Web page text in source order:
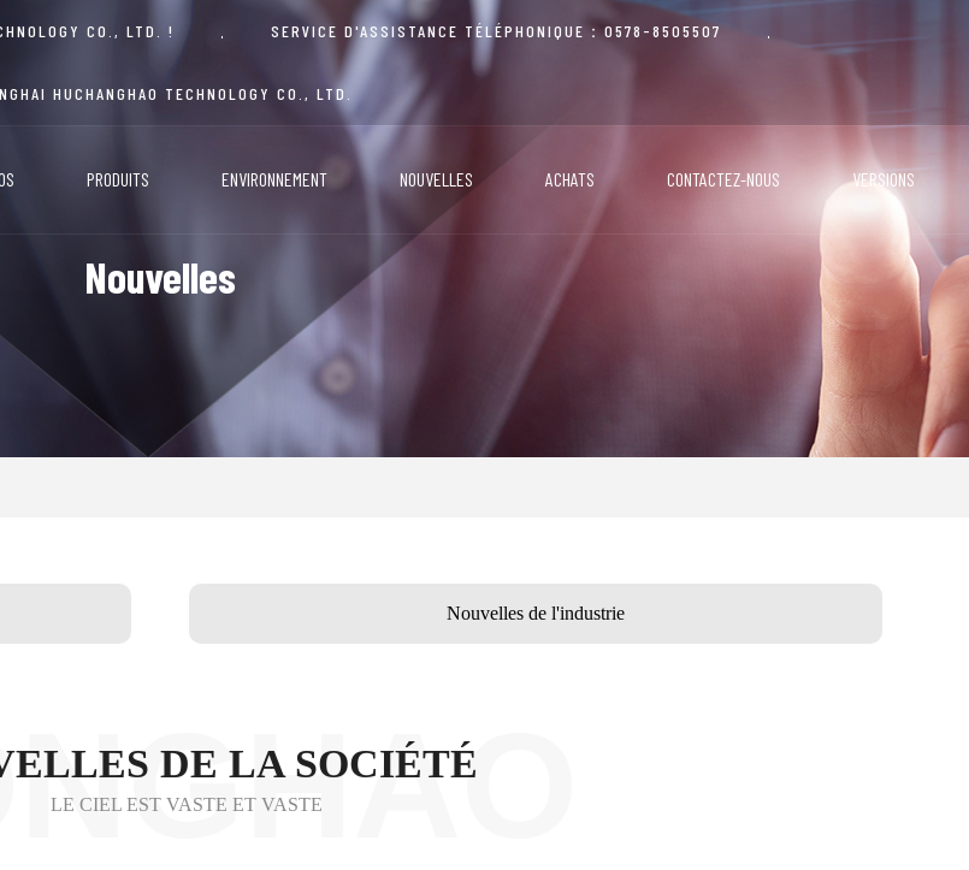
CO., LTD. ! SERVICE D'ASSISTANCE TÉLÉPHONIQUE：0578-8505507
HUCHANGHAO TECHNOLOGY CO., LTD.
PRODUITS ENVIRONNEMENT NOUVELLES ACHATS CONTACTEZ-NOUS VERSIONS
Nouvelles
Nouvelles de l'industrie
DE LA SOCIÉTÉ
LE CIEL EST VASTE ET VASTE